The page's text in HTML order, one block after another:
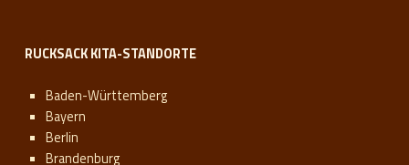
RUCKSACK KITA-STANDORTE
Baden-Württemberg
Bayern
Berlin
Brandenburg